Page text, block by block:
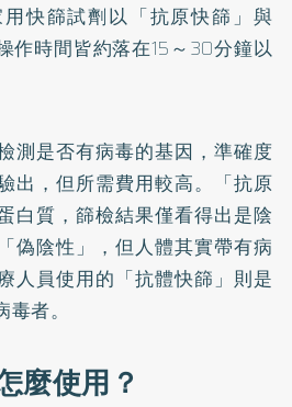
快篩試劑以「抗原快篩」與
作時間皆約落在15～30分鐘以
測是否有病毒的基因，準確度
出，但所需費用較高。「抗原
白質，篩檢結果僅看得出是陰
偽陰性」，但人體其實帶有病
人員使用的「抗體快篩」則是
者。
麼使用？